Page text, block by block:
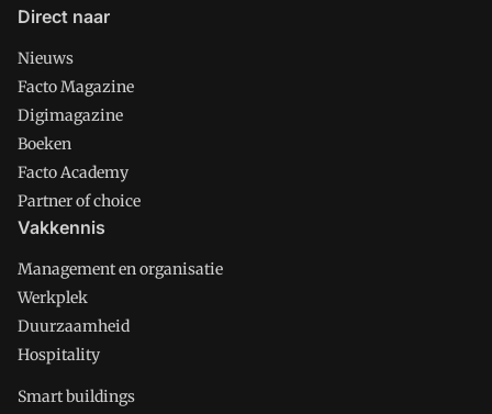
Direct naar
Nieuws
Facto Magazine
Digimagazine
Boeken
Facto Academy
Partner of choice
Vakkennis
Management en organisatie
Werkplek
Duurzaamheid
Hospitality
Smart buildings